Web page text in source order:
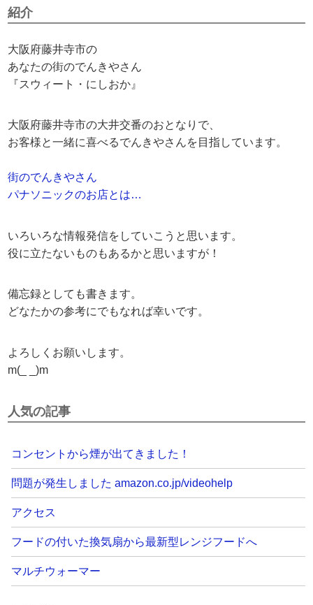
紹介
大阪府藤井寺市の
あなたの街のでんきやさん
『スウィート・にしおか』
大阪府藤井寺市の大井交番のおとなりで、
お客様と一緒に喜べるでんきやさんを目指しています。
街のでんきやさん
パナソニックのお店とは…
いろいろな情報発信をしていこうと思います。
役に立たないものもあるかと思いますが！
備忘録としても書きます。
どなたかの参考にでもなれば幸いです。
よろしくお願いします。
m(_ _)m
人気の記事
コンセントから煙が出てきました！
問題が発生しました amazon.co.jp/videohelp
アクセス
フードの付いた換気扇から最新型レンジフードへ
マルチウォーマー